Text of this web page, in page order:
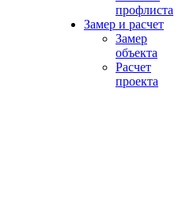
профлиста
Замер и расчет
Замер
объекта
Расчет
проекта